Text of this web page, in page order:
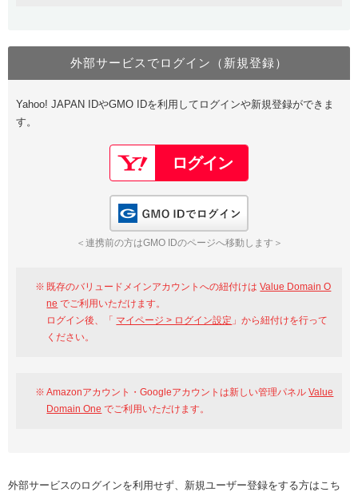
Value Domain Oneにログイン
Google
GMO ID Amazon
※AmazonはValue Domain Oneのログイン画面へ遷移します
Value Domain Oneアカウント作成
以下でも登録可能
Google Yahoo!
GMO ID
外部サービスでログイン（新規登録）
Yahoo! JAPAN IDやGMO IDを利用してログインや新規登録ができま
す。
＜連携前の方はGMO IDのページへ移動します＞
既存のバリュードメインアカウントへの紐付けはValue Domain O
ne でご利用いただけます。
ログイン後、「 マイページ > ログイン設定 」から紐付けを行って
ください。
Amazonアカウント・Googleアカウントは新しい管理パネルValue
Domain One でご利用いただけます。
外部サービスのログインを利用せず、新規ユーザー登録をする方はこち